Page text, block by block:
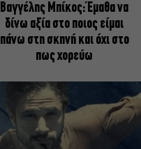
Βαγγέλης Μπίκος: Έμαθα να
δίνω αξία στο ποιος είμαι
πάνω στη σκηνή και όχι στο
πως χορεύω